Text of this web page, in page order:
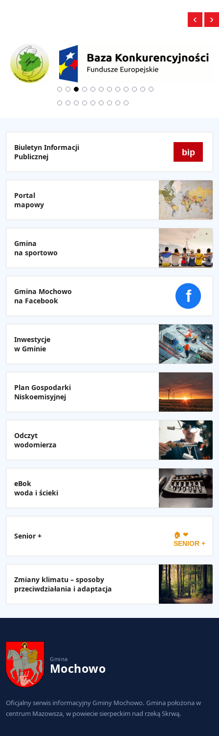
‹ ›
Biuletyn Informacji
Publicznej
bip
Portal
mapowy
Gmina
na sportowo
Gmina Mochowo
na Facebook
f
Inwestycje
w Gminie
Plan Gospodarki
Niskoemisyjnej
Odczyt
wodomierza
eBok
woda i ścieki
Senior + 🏠 ❤
SENIOR +
Zmiany klimatu – sposoby
przeciwdziałania i adaptacja
Gmina
Mochowo
Oficjalny serwis informacyjny Gminy Mochowo. Gmina położona w
centrum Mazowsza, w powiecie sierpeckim nad rzeką Skrwą.